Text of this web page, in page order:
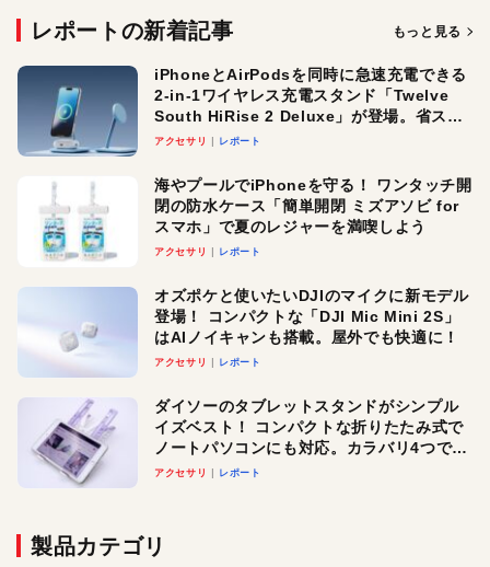
レポートの新着記事 もっと見る
iPhoneとAirPodsを同時に急速充電できる
2-in-1ワイヤレス充電スタンド「Twelve
South HiRise 2 Deluxe」が登場。省スペ
ースでおしゃれに充電したい人にオスス
アクセサリ レポート
海やプールでiPhoneを守る！ ワンタッチ開
閉の防水ケース「簡単開閉 ミズアソビ for
スマホ」で夏のレジャーを満喫しよう
アクセサリ レポート
オズポケと使いたいDJIのマイクに新モデル
登場！ コンパクトな「DJI Mic Mini 2S」
はAIノイキャンも搭載。屋外でも快適に！
アクセサリ レポート
ダイソーのタブレットスタンドがシンプル
イズベスト！ コンパクトな折りたたみ式で
ノートパソコンにも対応。カラバリ4つで選
べる楽しさも
アクセサリ レポート
製品カテゴリ